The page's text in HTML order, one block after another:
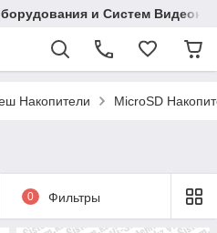
и Систем
Накопители MicroSD
0 Фильтры